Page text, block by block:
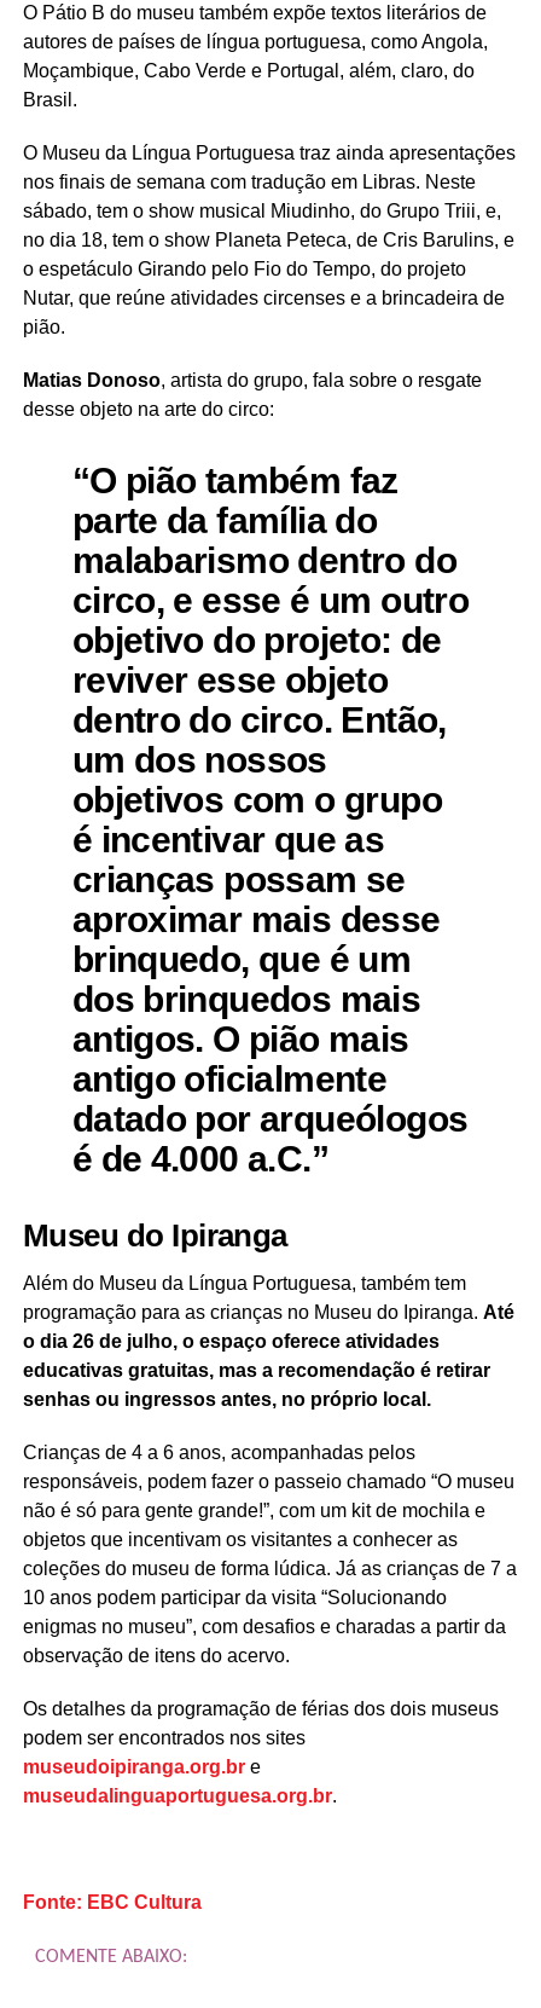
O Pátio B do museu também expõe textos literários de
autores de países de língua portuguesa, como Angola,
Moçambique, Cabo Verde e Portugal, além, claro, do
Brasil.
O Museu da Língua Portuguesa traz ainda apresentações
nos finais de semana com tradução em Libras. Neste
sábado, tem o show musical Miudinho, do Grupo Triii, e,
no dia 18, tem o show Planeta Peteca, de Cris Barulins, e
o espetáculo Girando pelo Fio do Tempo, do projeto
Nutar, que reúne atividades circenses e a brincadeira de
pião.
Matias Donoso, artista do grupo, fala sobre o resgate
desse objeto na arte do circo:
“O pião também faz
parte da família do
malabarismo dentro do
circo, e esse é um outro
objetivo do projeto: de
reviver esse objeto
dentro do circo. Então,
um dos nossos
objetivos com o grupo
é incentivar que as
crianças possam se
aproximar mais desse
brinquedo, que é um
dos brinquedos mais
antigos. O pião mais
antigo oficialmente
datado por arqueólogos
é de 4.000 a.C.”
Museu do Ipiranga
Além do Museu da Língua Portuguesa, também tem
programação para as crianças no Museu do Ipiranga. Até
o dia 26 de julho, o espaço oferece atividades
educativas gratuitas, mas a recomendação é retirar
senhas ou ingressos antes, no próprio local.
Crianças de 4 a 6 anos, acompanhadas pelos
responsáveis, podem fazer o passeio chamado “O museu
não é só para gente grande!”, com um kit de mochila e
objetos que incentivam os visitantes a conhecer as
coleções do museu de forma lúdica. Já as crianças de 7 a
10 anos podem participar da visita “Solucionando
enigmas no museu”, com desafios e charadas a partir da
observação de itens do acervo.
Os detalhes da programação de férias dos dois museus
podem ser encontrados nos sites
museudoipiranga.org.bre
museudalinguaportuguesa.org.br.
Fonte: EBC Cultura
COMENTE ABAIXO: